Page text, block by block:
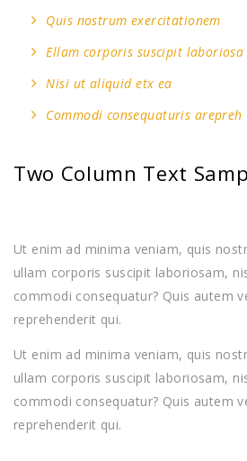
Quis nostrum exercitationem
Ellam corporis suscipit laboriosa
Nisi ut aliquid etx ea
Commodi consequaturis arepreh
Two Column Text
Ut enim ad minima veniam, quis
ullam corporis suscipit laboriosam,
commodi consequatur? Quis autem
reprehenderit qui.
Ut enim ad minima veniam, quis
ullam corporis suscipit laboriosam,
commodi consequatur? Quis autem
reprehenderit qui.